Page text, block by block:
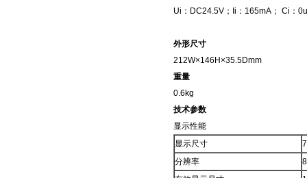
Ui：DC24.5V；Ii：165mA； Ci：
外形尺寸
212W×146H×35.5Dmm
重量
0.6kg
技术参数
显示性能
显示尺寸
分辨率